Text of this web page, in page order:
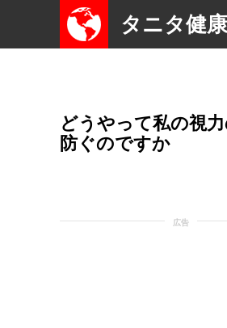
タニタ健
どうやって私の視
防ぐのですか
広告